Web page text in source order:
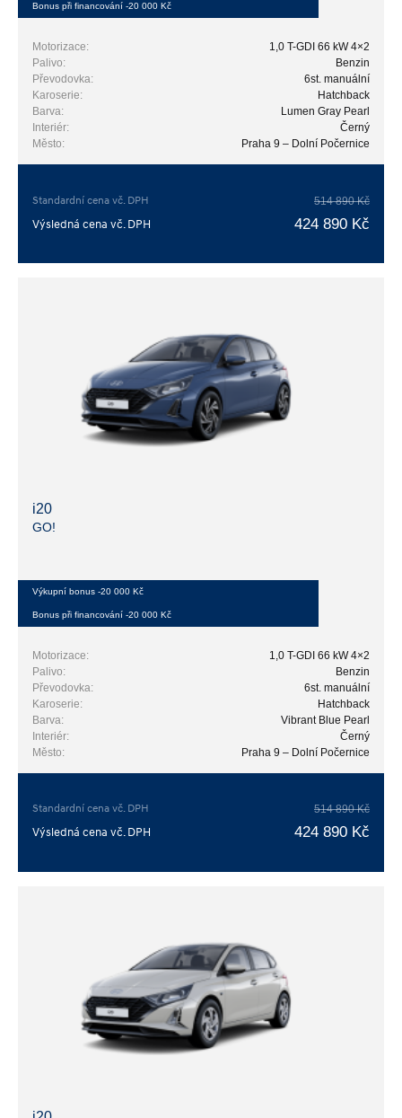
Bonus při financování -20 000 Kč
Motorizace:
1,0 T-GDI 66 kW 4×2
Palivo:
Benzin
Převodovka:
6st. manuální
Karoserie:
Hatchback
Barva:
Lumen Gray Pearl
Interiér:
Černý
Město:
Praha 9 – Dolní Počernice
Standardní cena vč. DPH 514 890 Kč
Výsledná cena vč. DPH 424 890 Kč
i20
GO!
Výkupní bonus -20 000 Kč
Bonus při financování -20 000 Kč
Motorizace:
1,0 T-GDI 66 kW 4×2
Palivo:
Benzin
Převodovka:
6st. manuální
Karoserie:
Hatchback
Barva:
Vibrant Blue Pearl
Interiér:
Černý
Město:
Praha 9 – Dolní Počernice
Standardní cena vč. DPH 514 890 Kč
Výsledná cena vč. DPH 424 890 Kč